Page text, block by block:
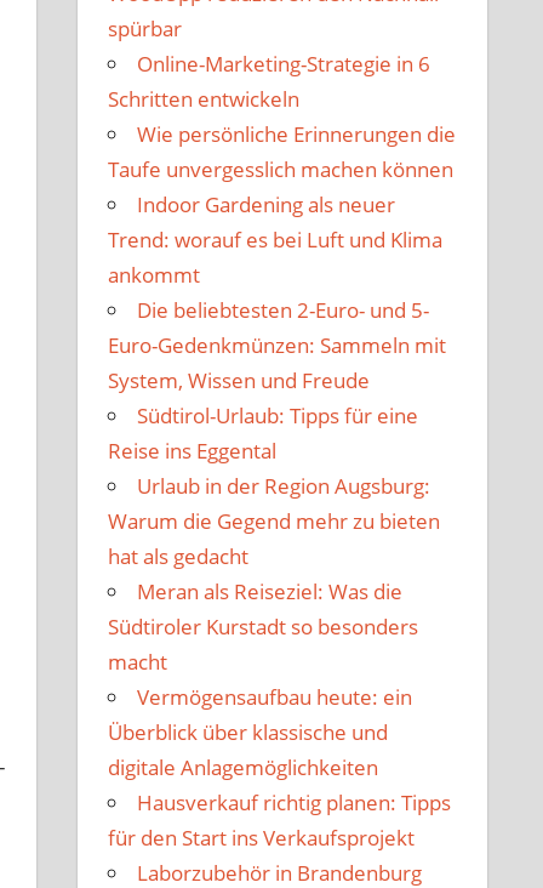
spürbar
Online-Marketing-Strategie in 6
Schritten entwickeln
Wie persönliche Erinnerungen die
Taufe unvergesslich machen können
Indoor Gardening als neuer
Trend: worauf es bei Luft und Klima
ankommt
Die beliebtesten 2-Euro- und 5-
Euro-Gedenkmünzen: Sammeln mit
System, Wissen und Freude
Südtirol-Urlaub: Tipps für eine
Reise ins Eggental
Urlaub in der Region Augsburg:
Warum die Gegend mehr zu bieten
hat als gedacht
Meran als Reiseziel: Was die
Südtiroler Kurstadt so besonders
macht
Vermögensaufbau heute: ein
Überblick über klassische und
digitale Anlagemöglichkeiten
Hausverkauf richtig planen: Tipps
für den Start ins Verkaufsprojekt
Laborzubehör in Brandenburg